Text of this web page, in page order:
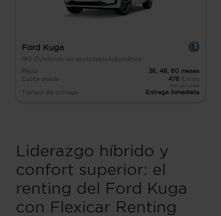
Ford Kuga
180 CVHíbrido no enchufableAutomático
Plazo
36, 48, 60 meses
Cuota desde
476 €/mes
IVA incluido
Tiempo de entrega Entrega inmediata
Liderazgo híbrido y
confort superior: el
renting del Ford Kuga
con Flexicar Renting